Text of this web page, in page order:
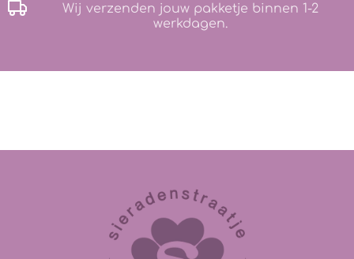
Wij verzenden jouw pakketje binnen 1-2
werkdagen.